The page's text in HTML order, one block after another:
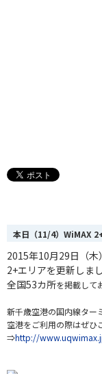
本日（11/4）WiMAX
2015年10月29日（
2+エリアを更新しまし
全国53カ所を掲載して
新千歳空港の国内線ター
空港をご利用の際はぜひ
⇒http://